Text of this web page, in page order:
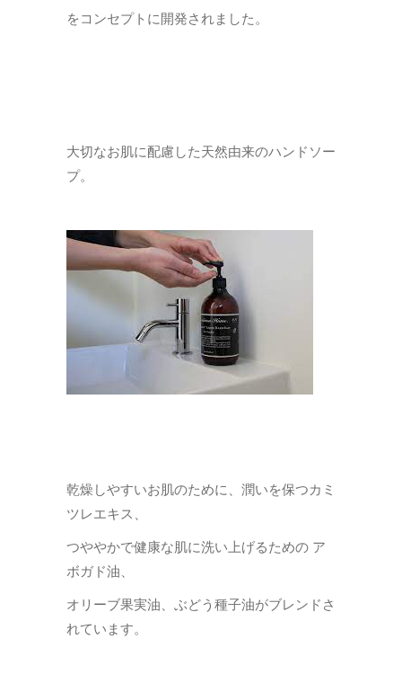
をコンセプトに開発されました。
大切なお肌に配慮した天然由来のハンドソー
プ。
乾燥しやすいお肌のために、潤いを保つカミ
ツレエキス、
つややかで健康な肌に洗い上げるための ア
ボガド油、
オリーブ果実油、ぶどう種子油がブレンドさ
れています。